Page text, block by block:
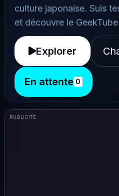
culture japonaise. Suis
et découvre le
Explorer
En attente 0
PUBLICITÉ